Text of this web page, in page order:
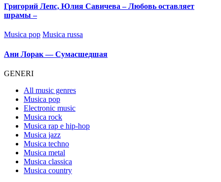
Григорий Лепс, Юлия Савичева – Любовь оставляет
шрамы –
Posted
Musica pop Musica russa
Ани Лорак — Сумасшедшая
GENERI
All music genres
Musica pop
Electronic music
Musica rock
Musica rap e hip-hop
Musica jazz
Musica techno
Musica metal
Musica classica
Musica country